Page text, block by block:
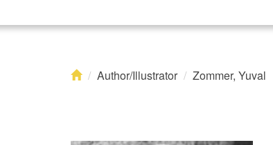
Author/Illustrator Zommer, Yuval